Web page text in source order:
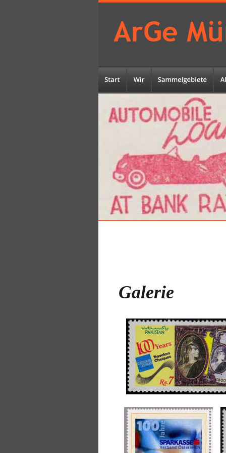
ArGe
Galerie